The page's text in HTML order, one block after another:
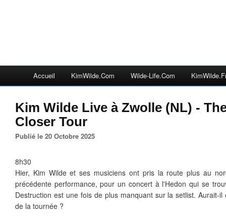
Accueil KimWilde.com Wilde-Life.com
Kim Wilde Live à Zwolle (NL) -
Closer Tour
Publié le 20 Octobre 2025
8h30
Hier, Kim Wilde et ses musiciens ont pris la route plus au
précédente performance, pour un concert à l'Hedon qui se
Destruction est une fois de plus manquant sur la setlist. Aurait-
de la tournée ?